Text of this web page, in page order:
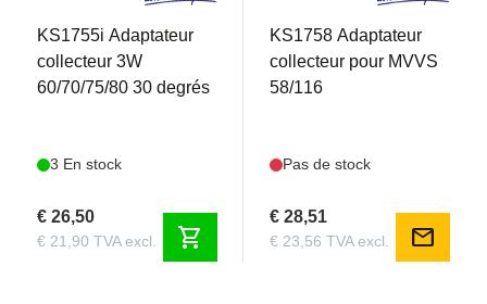
KS1755i Adaptateur
collecteur 3W
60/70/75/80 30 degrés
3 En stock
€ 26,50
€ 21,90 TVA excl. shopping_cart
KS1758 Adaptateur
collecteur pour MVVS
58/116
Pas de stock
€ 28,51
€ 23,56 TVA excl. mail